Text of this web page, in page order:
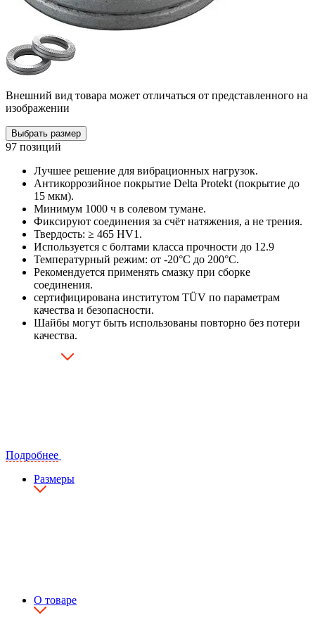
Внешний вид товара может отличаться от представленного на
изображении
Выбрать размер
97 позиций
Лучшее решение для вибрационных нагрузок.
Антикоррозийное покрытие Delta Protekt (покрытие до
15 мкм).
Минимум 1000 ч в солевом тумане.
Фиксируют соединения за счёт натяжения, а не трения.
Твердость: ≥ 465 HV1.
Используется с болтами класса прочности до 12.9
Температурный режим: от -20°C до 200°C.
Рекомендуется применять смазку при сборке
соединения.
сертифицирована институтом TÜV по параметрам
качества и безопасности.
Шайбы могут быть использованы повторно без потери
качества.
Подробнее
Размеры
О товаре